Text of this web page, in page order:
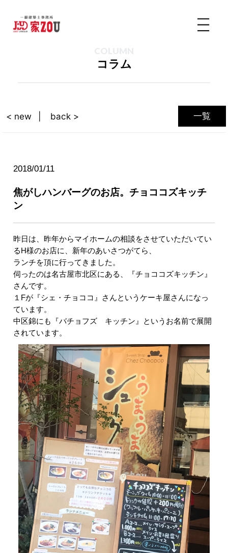
コラム
一覧
< new back >
2018/01/11
焦がしハンバーグのお店。チョココズキッチ
ン
昨日は、昨年からマイホームの相談をさせていただいてい
るH様のお店に、新年のあいさつがてら、
ランチを頂に行ってきました。
伺ったのは名古屋市北区にある、『チョココズキッチン』
さんです。
１Fが『シェ・チョココ』さんというケーキ屋さんになっ
ています。
中区錦にも『バチョフズ キッチン』というお名前で展開
されています。